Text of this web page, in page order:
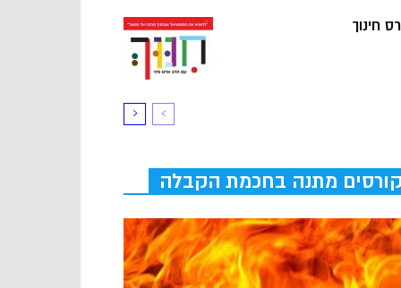
חינוך
קורסים מתנה בחכמת הקבלה